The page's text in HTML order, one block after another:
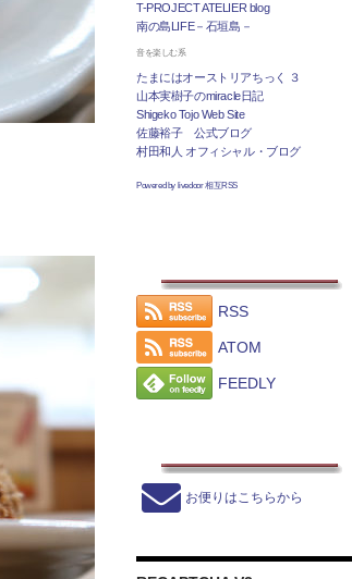
T-PROJECT ATELIER blog
南の島LIFE－石垣島－
音を楽しむ系
たまにはオーストリアちっく ３
山本実樹子のmiracle日記
Shigeko Tojo Web Site
佐藤裕子 公式ブログ
村田和人 オフィシャル・ブログ
Powered by livedoor 相互RSS
RSS
ATOM
FEEDLY
お便りはこちらから